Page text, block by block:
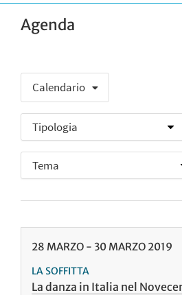
Agenda
Calendario
28 MARZO - 30 MARZO 2019
LA SOFFITTA
La danza in Italia nel